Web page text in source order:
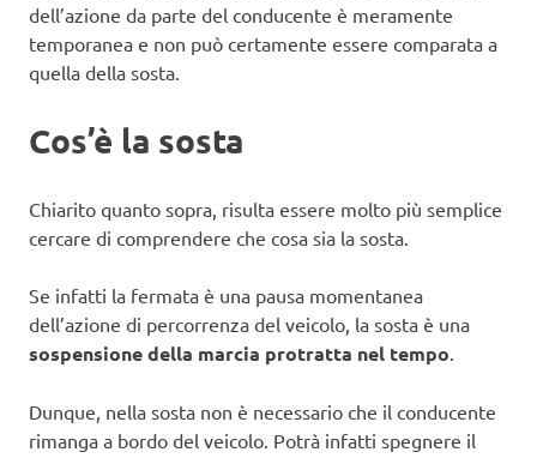
dell’azione da parte del conducente è meramente
temporanea e non può certamente essere comparata a
quella della sosta.
Cos’è la sosta
Chiarito quanto sopra, risulta essere molto più semplice
cercare di comprendere che cosa sia la sosta.
Se infatti la fermata è una pausa momentanea
dell’azione di percorrenza del veicolo, la sosta è una
sospensione della marcia protratta nel tempo
Dunque, nella sosta non è necessario che il conducente
rimanga a bordo del veicolo. Potrà infatti spegnere il